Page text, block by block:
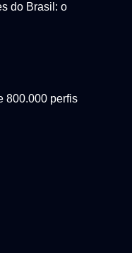
do Brasil: o
800.000 perfis